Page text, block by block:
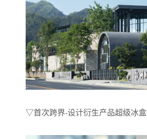
▽首次跨界-设计衍生产品超级冰盒